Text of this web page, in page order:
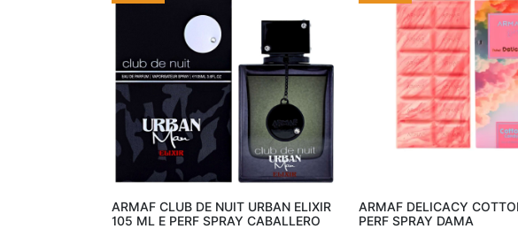
Añadir al carro
ARMAF CLUB DE NUIT URBAN ELIXIR
105 ML E PERF SPRAY CABALLERO
ARMAF DELICACY
PERF SPRAY DAMA